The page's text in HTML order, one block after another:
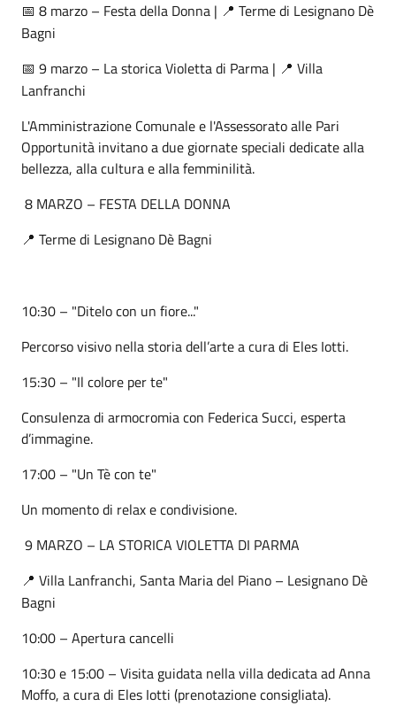
📅 8 marzo – Festa della Donna | 📍 Terme di Lesignano Dè
Bagni
📅 9 marzo – La storica Violetta di Parma | 📍 Villa
Lanfranchi
L'Amministrazione Comunale e l'Assessorato alle Pari
Opportunità invitano a due giornate speciali dedicate alla
bellezza, alla cultura e alla femminilità.
8 MARZO – FESTA DELLA DONNA
📍 Terme di Lesignano Dè Bagni
10:30 – "Ditelo con un fiore..."
Percorso visivo nella storia dell’arte a cura di Eles Iotti.
15:30 – "Il colore per te"
Consulenza di armocromia con Federica Succi, esperta
d’immagine.
17:00 – "Un Tè con te"
Un momento di relax e condivisione.
9 MARZO – LA STORICA VIOLETTA DI PARMA
📍 Villa Lanfranchi, Santa Maria del Piano – Lesignano Dè
Bagni
10:00 – Apertura cancelli
10:30 e 15:00 – Visita guidata nella villa dedicata ad Anna
Moffo, a cura di Eles Iotti (prenotazione consigliata).